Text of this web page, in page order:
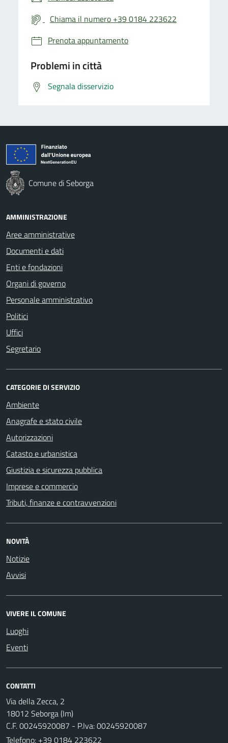
Chiama il numero +39 0184 223622
Prenota appuntamento
Problemi in città
Segnala disservizio
Comune di Seborga
AMMINISTRAZIONE
Aree amministrative
Documenti e dati
Enti e fondazioni
Organi di governo
Personale amministrativo
Politici
Uffici
Segretario
CATEGORIE DI SERVIZIO
Ambiente
Anagrafe e stato civile
Autorizzazioni
Catasto e urbanistica
Giustizia e sicurezza pubblica
Imprese e commercio
Tributi, finanze e contravvenzioni
NOVITÀ
Notizie
Avvisi
VIVERE IL COMUNE
Luoghi
Eventi
CONTATTI
Via della Zecca, 2
18012 Seborga (Im)
C.F. 00245920087 - P.Iva: 00245920087
Telefono: +39 0184 223622